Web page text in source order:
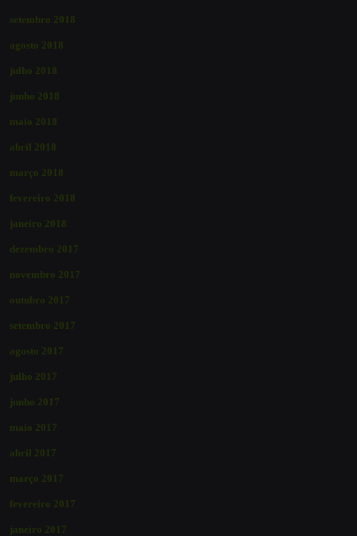
setembro 2018
agosto 2018
julho 2018
junho 2018
maio 2018
abril 2018
março 2018
fevereiro 2018
janeiro 2018
dezembro 2017
novembro 2017
outubro 2017
setembro 2017
agosto 2017
julho 2017
junho 2017
maio 2017
abril 2017
março 2017
fevereiro 2017
janeiro 2017